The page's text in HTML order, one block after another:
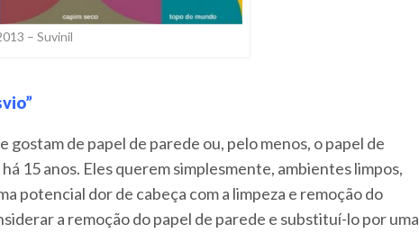
– Suvinil
de papel de parede ou, pelo menos, o papel de
15 anos. Eles querem simplesmente, ambientes limpos,
potencial dor de cabeça com a limpeza e remoção do
a remoção do papel de parede e substituí-lo por uma